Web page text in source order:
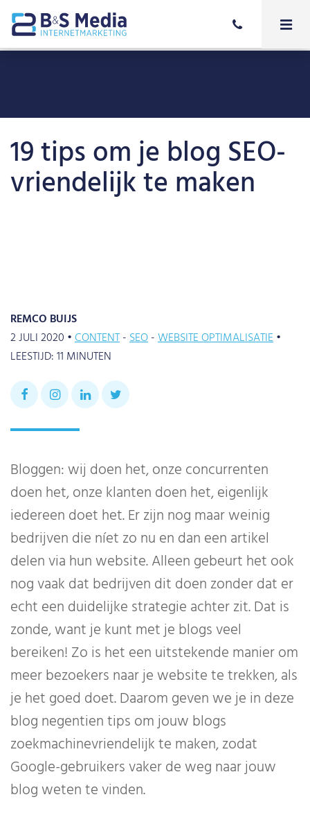
19 tips om je blog SEO-
vriendelijk te maken
REMCO BUIJS
2 JULI 2020 •CONTENT SEO WEBSITE OPTIMALISATIE•
LEESTIJD:11 MINUTEN
Bloggen: wij doen het, onze concurrenten
doen het, onze klanten doen het, eigenlijk
iedereen doet het. Er zijn nog maar weinig
bedrijven die níet zo nu en dan een artikel
delen via hun website. Alleen gebeurt het ook
nog vaak dat bedrijven dit doen zonder dat er
echt een duidelijke strategie achter zit. Dat is
zonde, want je kunt met je blogs veel
bereiken! Zo is het een uitstekende manier om
meer bezoekers naar je website te trekken, als
je het goed doet. Daarom geven we je in deze
blog negentien tips om jouw blogs
zoekmachinevriendelijk te maken, zodat
Google-gebruikers vaker de weg naar jouw
blog weten te vinden.